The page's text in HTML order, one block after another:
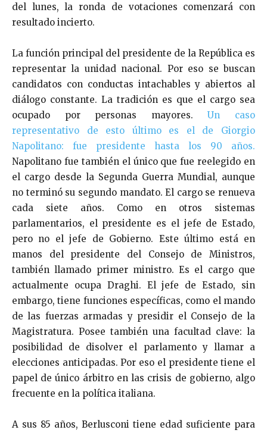
del lunes, la ronda de votaciones comenzará con
resultado incierto.
La función principal del presidente de la República es
representar la unidad nacional. Por eso se buscan
candidatos con conductas intachables y abiertos al
diálogo constante. La tradición es que el cargo sea
ocupado por personas mayores.Un caso
representativo de esto último es el de Giorgio
Napolitano: fue presidente hasta los 90 años.
Napolitano fue también el único que fue reelegido en
el cargo desde la Segunda Guerra Mundial, aunque
no terminó su segundo mandato. El cargo se renueva
cada siete años. Como en otros sistemas
parlamentarios, el presidente es el jefe de Estado,
pero no el jefe de Gobierno. Este último está en
manos del presidente del Consejo de Ministros,
también llamado primer ministro. Es el cargo que
actualmente ocupa Draghi. El jefe de Estado, sin
embargo, tiene funciones específicas, como el mando
de las fuerzas armadas y presidir el Consejo de la
Magistratura. Posee también una facultad clave: la
posibilidad de disolver el parlamento y llamar a
elecciones anticipadas. Por eso el presidente tiene el
papel de único árbitro en las crisis de gobierno, algo
frecuente en la política italiana.
A sus 85 años, Berlusconi tiene edad suficiente para